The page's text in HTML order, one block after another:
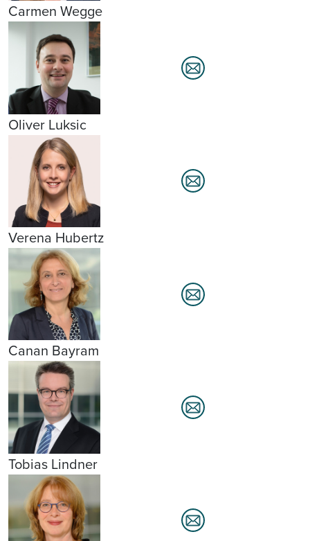
Carmen Wegge
Oliver Luksic
Verena Hubertz
Canan Bayram
Tobias Lindner